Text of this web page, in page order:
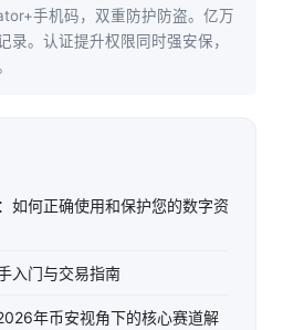
手机码，双重防护防盗。亿万
录。认证提升权限同时强安保，
如何正确使用和保护您的数字资
入门与交易指南
年币安视角下的核心赛道解